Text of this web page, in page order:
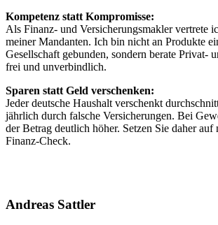
Kompetenz statt Kompromisse:
Als Finanz- und Versicherungsmakler vertrete
meiner Mandanten. Ich bin nicht an Produkte
Gesellschaft gebunden, sondern berate Privat-
frei und unverbindlich.
Sparen statt Geld verschenken:
Jeder deutsche Haushalt verschenkt
jährlich durch falsche Versicherungen. Bei
der Betrag deutlich höher. Setzen Sie daher auf
Finanz-Check.
Andreas Sattler